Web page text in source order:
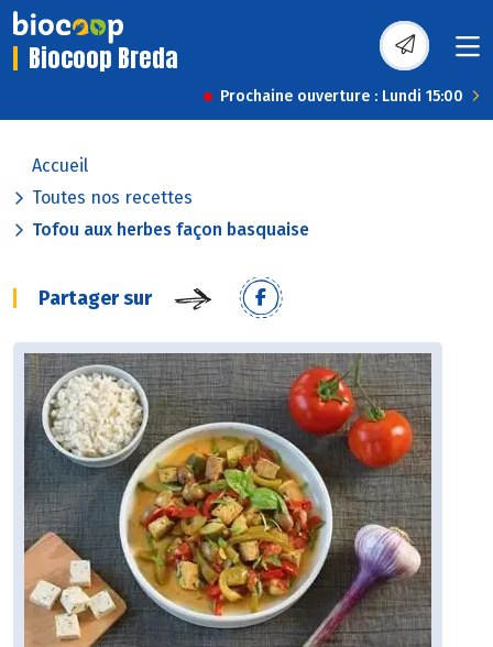
Biocoop Breda
Prochaine ouverture : Lundi 15:00
Accueil
Toutes nos recettes
Tofou aux herbes façon basquaise
Partager sur